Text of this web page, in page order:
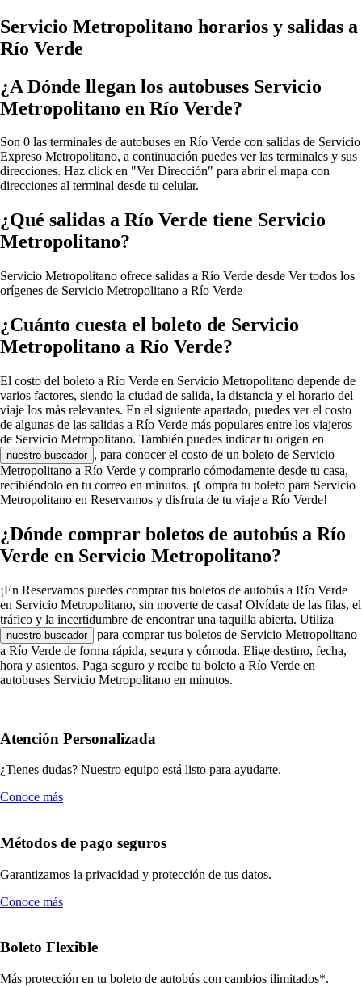
Servicio Metropolitano horarios y salidas a
Río Verde
¿A Dónde llegan los autobuses Servicio
Metropolitano en Río Verde?
Son 0 las terminales de autobuses en Río Verde con salidas de Servicio
Expreso Metropolitano, a continuación puedes ver las terminales y sus
direcciones. Haz click en "Ver Dirección" para abrir el mapa con
direcciones al terminal desde tu celular.
¿Qué salidas a Río Verde tiene Servicio
Metropolitano?
Servicio Metropolitano ofrece salidas a Río Verde desde Ver todos los
orígenes de Servicio Metropolitano a Río Verde
¿Cuánto cuesta el boleto de Servicio
Metropolitano a Río Verde?
El costo del boleto a Río Verde en Servicio Metropolitano depende de
varios factores, siendo la ciudad de salida, la distancia y el horario del
viaje los más relevantes. En el siguiente apartado, puedes ver el costo
de algunas de las salidas a Río Verde más populares entre los viajeros
de Servicio Metropolitano. También puedes indicar tu origen en
nuestro buscador , para conocer el costo de un boleto de Servicio
Metropolitano a Río Verde y comprarlo cómodamente desde tu casa,
recibiéndolo en tu correo en minutos. ¡Compra tu boleto para Servicio
Metropolitano en Reservamos y disfruta de tu viaje a Río Verde!
¿Dónde comprar boletos de autobús a Río
Verde en Servicio Metropolitano?
¡En Reservamos puedes comprar tus boletos de autobús a Río Verde
en Servicio Metropolitano, sin moverte de casa! Olvídate de las filas, el
tráfico y la incertidumbre de encontrar una taquilla abierta. Utiliza
nuestro buscador
para comprar tus boletos de Servicio Metropolitano
a Río Verde de forma rápida, segura y cómoda. Elige destino, fecha,
hora y asientos. Paga seguro y recibe tu boleto a Río Verde en
autobuses Servicio Metropolitano en minutos.
Atención Personalizada
¿Tienes dudas? Nuestro equipo está listo para ayudarte.
Conoce más
Métodos de pago seguros
Garantizamos la privacidad y protección de tus datos.
Conoce más
Boleto Flexible
Más protección en tu boleto de autobús con cambios ilimitados*.